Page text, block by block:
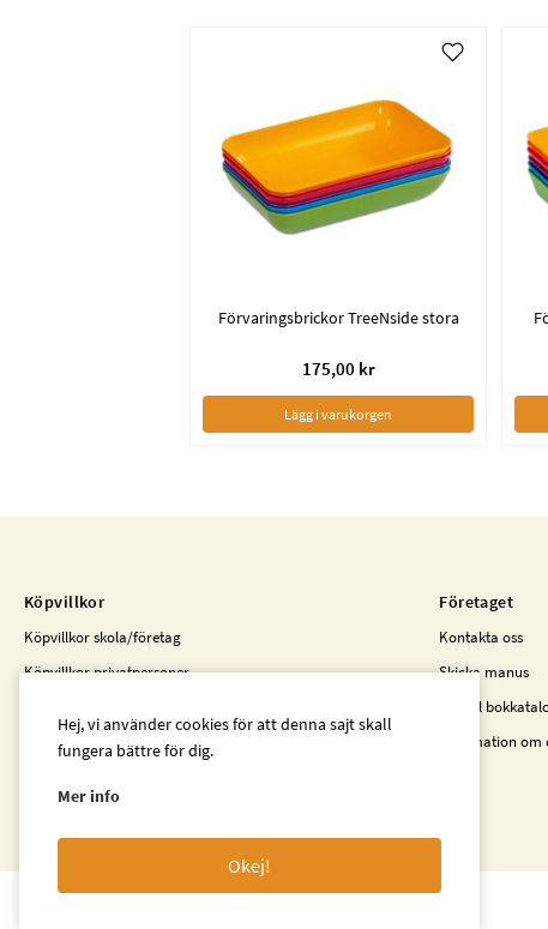
Förvaringsbrickor TreeNside stora
175,00 kr
Lägg i varukorgen
Köpvillkor
Köpvillkor skola/företag
Köpvillkor privatpersoner
Företaget
Kontakta oss
Skicka manus
Beställ
Information om
Hej, vi använder cookies för att denna sajt skall
fungera bättre för dig.
Mer info
Okej!